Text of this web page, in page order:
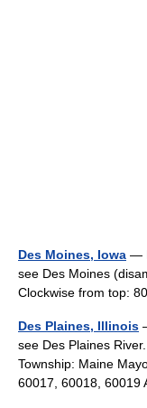
Des Moines, Iowa —
see Des Moines
Clockwise from top:
Des Plaines, Illinois
see Des Plaines
Township: Maine
60017, 60018,